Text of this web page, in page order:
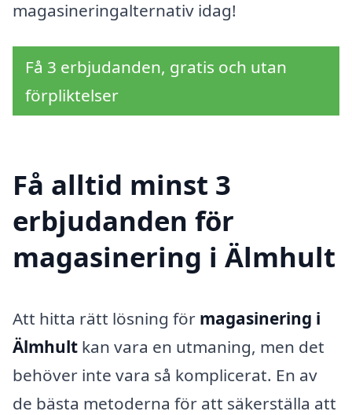
magasineringalternativ idag!
Få 3 erbjudanden, gratis och utan
förpliktelser
Få alltid minst 3
erbjudanden för
magasinering i Älmhult
Att hitta rätt lösning för magasinering i
Älmhult kan vara en utmaning, men det
behöver inte vara så komplicerat. En av
de bästa metoderna för att säkerställa att